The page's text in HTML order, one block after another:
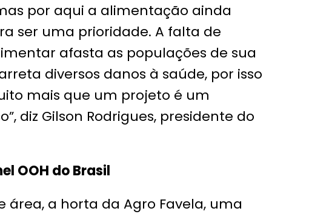
por aqui a alimentação ainda
ser uma prioridade. A falta de
afasta as populações de sua
diversos danos à saúde, por isso
mais que um projeto é um
diz Gilson Rodrigues, presidente do
OOH do Brasil
área, a horta da Agro Favela, uma